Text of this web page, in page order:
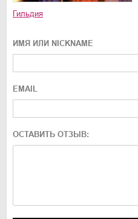
Гильдия
ИМЯ ИЛИ NICKNAME
EMAIL
ОСТАВИТЬ ОТЗЫВ: